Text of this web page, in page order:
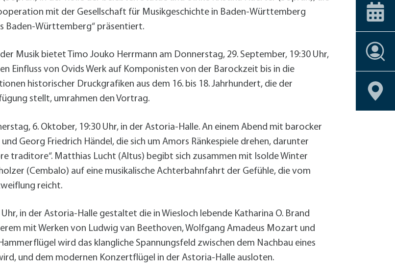
BA
BA
Veranstaltungskalender Stellenangebote Geoportal
Veranstaltungskalender Stellenangebote Geoportal
Veranstaltungskalender Stellenangebote Geoportal
+
Mobilität
Entsiegelung
Fahrrad-
Gebäudehülle
Geschirrmobil
Veranstaltungskalender Stellenangebote Geoportal
Veranstaltungskalender Stellenangebote Geoportal
mit der Gesellschaft für Musikgeschichte in Baden-Württemberg
Baden-Württemberg“ präsentiert.
Musik bietet Timo Jouko Herrmann am Donnerstag, 29. September, 19:30 Uhr,
Einfluss von Ovids Werk auf Komponisten von der Barockzeit bis in die
historischer Druckgrafiken aus dem 16. bis 18. Jahrhundert, die der
stellt, umrahmen den Vortrag.
6. Oktober, 19:30 Uhr, in der Astoria-Halle. An einem Abend mit barocker
Georg Friedrich Händel, die sich um Amors Ränkespiele drehen, darunter
traditore“. Matthias Lucht (Altus) begibt sich zusammen mit Isolde Winter
(Cembalo) auf eine musikalische Achterbahnfahrt der Gefühle, die vom
reicht.
in der Astoria-Halle gestaltet die in Wiesloch lebende Katharina O. Brand
mit Werken von Ludwig van Beethoven, Wolfgang Amadeus Mozart und
wird das klangliche Spannungsfeld zwischen dem Nachbau eines
und dem modernen Konzertflügel in der Astoria-Halle ausloten.
Veranstaltungskalender
Stellenangebote